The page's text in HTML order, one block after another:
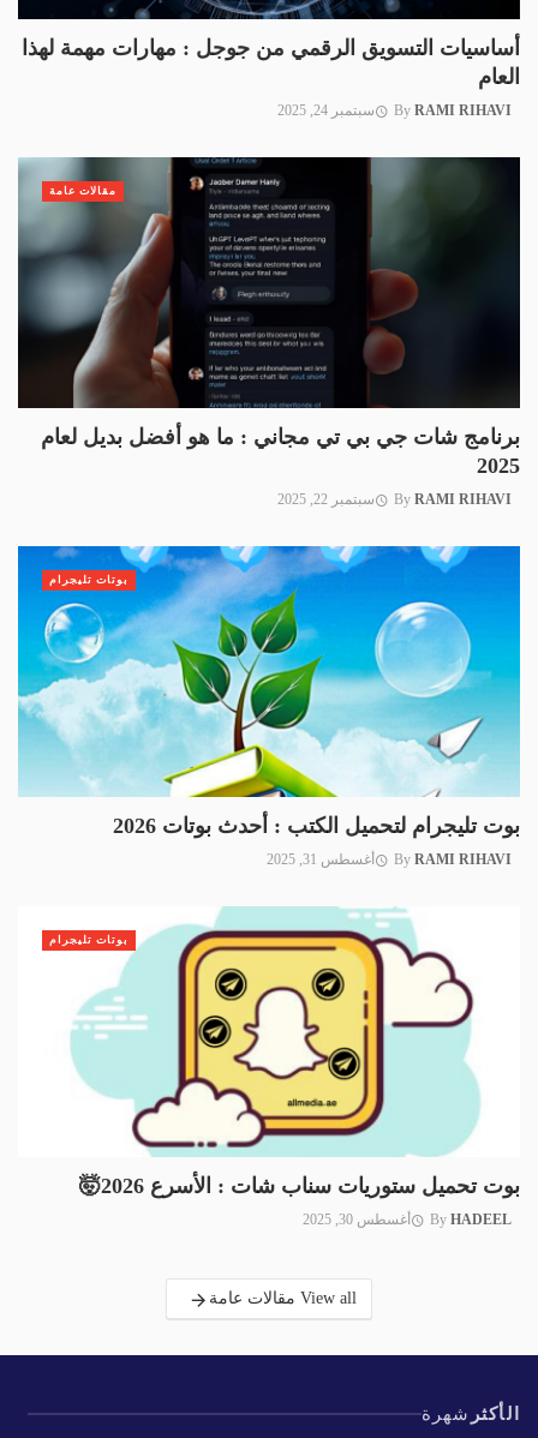
أساسيات التسويق الرقمي من جوجل : مهارات مهمة لهذا
العام
By RAMI RIHAVI سبتمبر 24, 2025
برنامج شات جي بي تي مجاني : ما هو أفضل بديل لعام
2025
By RAMI RIHAVI سبتمبر 22, 2025
مقالات عامة
بوت تليجرام لتحميل الكتب : أحدث بوتات 2026
By RAMI RIHAVI أغسطس 31, 2025
بوتات تليجرام
بوت تحميل ستوريات سناب شات : الأسرع 2026🤯
By HADEEL أغسطس 30, 2025
بوتات تليجرام
View all مقالات عامة
الأكثر شهرة